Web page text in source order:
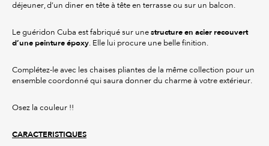
déjeuner, d’un diner en tête à tête en terrasse ou sur un balcon.
Le guéridon Cuba est fabriqué sur une structure en acier recouvert
d’une peinture époxy. Elle lui procure une belle finition.
Complétez-le avec les chaises pliantes de la même collection pour un
ensemble coordonné qui saura donner du charme à votre extérieur.
Osez la couleur !!
CARACTERISTIQUES